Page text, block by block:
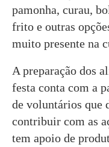
pamonha, curau,
frito e outras
muito presente na
A preparação dos
festa conta com a
de voluntários que
contribuir com as
tem apoio de